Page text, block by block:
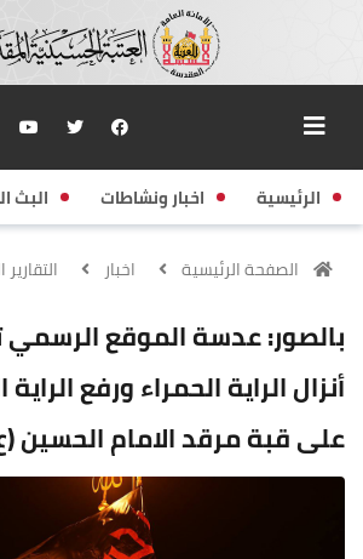
الرئيسية اخبار ونشاطات البث
الصفحة الرئيسية اخبار
بالصور: عدسة الموقع
أنزال الراية الحمراء ورفع
على قبة مرقد الامام الحسين